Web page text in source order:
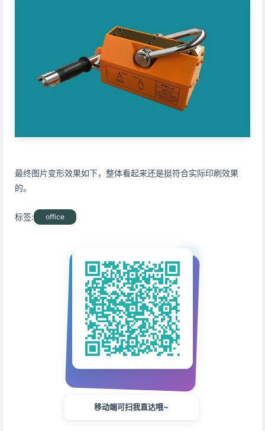
最终图片变形效果如下，整体看起来还是挺符合实际印刷效果
的。
标签: office
移动端可扫我直达哦~